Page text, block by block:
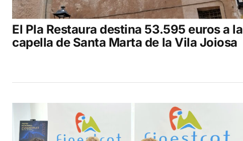
El Pla Restaura destina 53.595 euros a la
capella de Santa Marta de la Vila Joiosa